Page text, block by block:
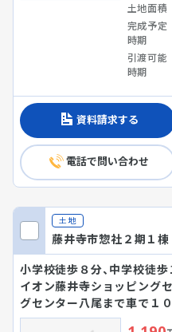
土地面積
完成予定
時期
引渡可能
時期
資料請求する
電話で問い合わせ
土地
藤井寺市惣社２期１棟
小学校徒歩８分、中学校徒
イオン藤井寺ショッピング
グセンター八尾まで車で１